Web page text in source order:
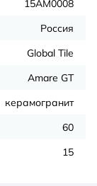
15AM0008
Россия
Global Tile
Amare GT
керамогранит
60
15